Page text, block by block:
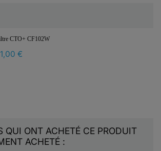
CTO+ CF102W
€
QUI ONT ACHETÉ CE PRODUIT
ACHETÉ :